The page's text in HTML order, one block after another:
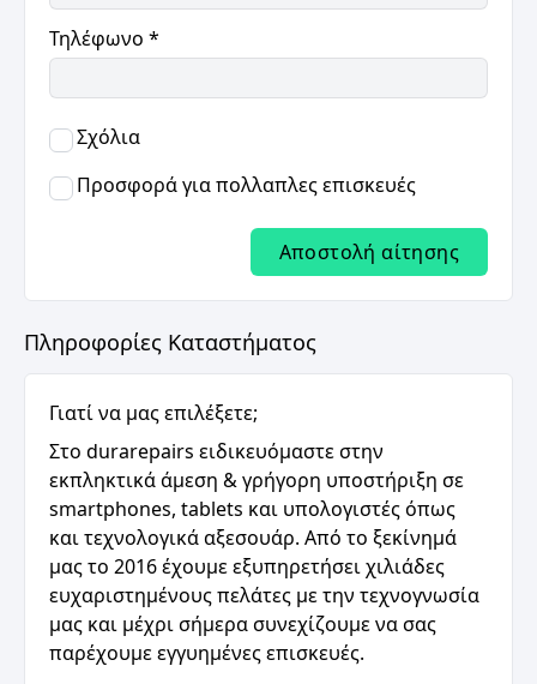
Τηλέφωνο *
Σχόλια
Προσφορά για πολλαπλες επισκευές
Αποστολή αίτησης
Πληροφορίες Καταστήματος
Γιατί να μας επιλέξετε;
Στο durarepairs ειδικευόμαστε στην
εκπληκτικά άμεση & γρήγορη υποστήριξη σε
smartphones, tablets και υπολογιστές όπως
και τεχνολογικά αξεσουάρ. Από το ξεκίνημά
μας το 2016 έχουμε εξυπηρετήσει χιλιάδες
ευχαριστημένους πελάτες με την τεχνογνωσία
μας και μέχρι σήμερα συνεχίζουμε να σας
παρέχουμε εγγυημένες επισκευές.